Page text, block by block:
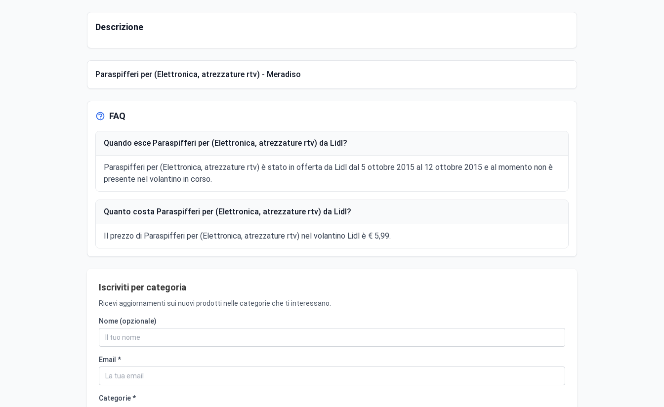
Descrizione
Paraspifferi per (Elettronica, atrezzature rtv) - Meradiso
FAQ
Quando esce Paraspifferi per (Elettronica, atrezzature rtv) da Lidl?
Paraspifferi per (Elettronica, atrezzature rtv) è stato in offerta da Lidl dal 5 ottobre 2015 al 12 ottobre 2015 e al momento non è
presente nel volantino in corso.
Quanto costa Paraspifferi per (Elettronica, atrezzature rtv) da Lidl?
Il prezzo di Paraspifferi per (Elettronica, atrezzature rtv) nel volantino Lidl è € 5,99.
Iscriviti per categoria
Ricevi aggiornamenti sui nuovi prodotti nelle categorie che ti interessano.
Nome (opzionale)
Email *
Categorie *